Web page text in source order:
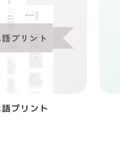
プリント